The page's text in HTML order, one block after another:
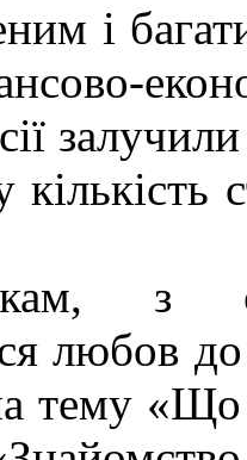
і
кількість
з
любов до
тему